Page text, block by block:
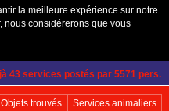
la meilleure expérience sur notre
nous considérerons que vous
43 services postés par 5571 pers.
Objets trouvés
Services animaliers